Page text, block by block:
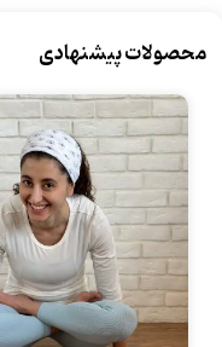
محصولات پیشنهادی